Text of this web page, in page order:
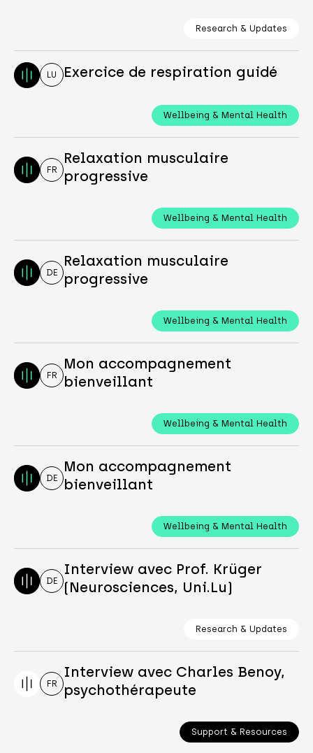
Research & Updates
LU Exercice de respiration guidé
Wellbeing & Mental Health
FR
Relaxation musculaire
progressive
Wellbeing & Mental Health
DE
Relaxation musculaire
progressive
Wellbeing & Mental Health
FR
Mon accompagnement
bienveillant
Wellbeing & Mental Health
DE
Mon accompagnement
bienveillant
Wellbeing & Mental Health
DE
Interview avec Prof. Krüger
(Neurosciences, Uni.Lu)
Research & Updates
FR
Interview avec Charles Benoy,
psychothérapeute
Support & Resources